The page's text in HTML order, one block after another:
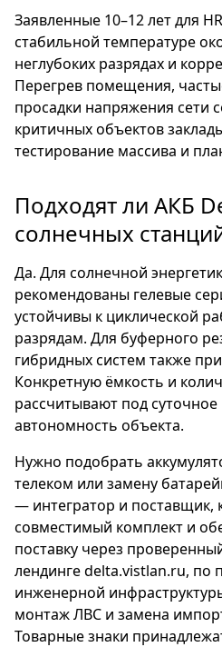
Заявленные 10–12 лет для
стабильной температуре
неглубоких разрядах и
Перегрев помещения,
просадки напряжения сети
критичных объектов
тестирование массива и
Подходят ли АКБ
солнечных
Да. Для солнечной
рекомендованы гелевые
устойчивы к циклической
разрядам. Для буферного
гибридных систем также
Конкретную ёмкость и
рассчитывают под
автономность объекта.
Нужно подобрать
телеком или замену
— интегратор и поставщик,
совместимый комплект и
поставку через
лендингеdelta.vistlan.ru, по
инженерной
монтаж ЛВС и замена
Товарные знаки